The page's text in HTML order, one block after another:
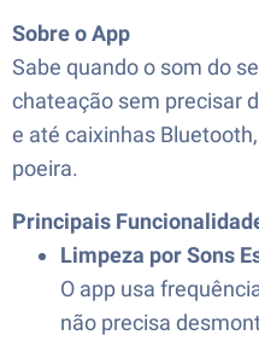
Sobre o App
Sabe quando o som do
chateação sem precisar
e até caixinhas
poeira.
Principais
Limpeza por Sons
O app usa
não precisa